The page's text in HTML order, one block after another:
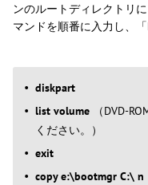
ンのルートディレクトリ
マンドを順番に入力し、
diskpart
list volume （DVD-
ください。）
exit
copy e:\bootmgr C:\ n